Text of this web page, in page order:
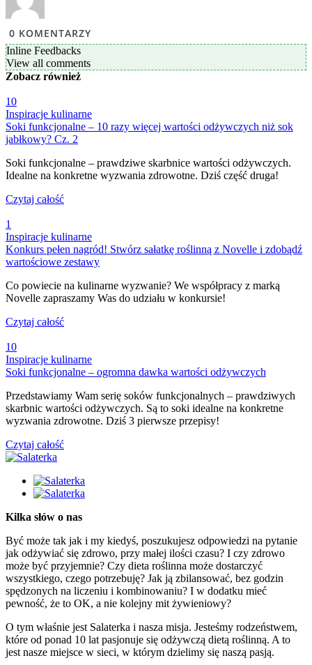
0 KOMENTARZY
Inline Feedbacks
View all comments
Zobacz również
10
Inspiracje kulinarne
Soki funkcjonalne – 10 razy więcej wartości odżywczych niż sok
jabłkowy? Cz. 2
Soki funkcjonalne – prawdziwe skarbnice wartości odżywczych.
Idealne na konkretne wyzwania zdrowotne. Dziś część druga!
Czytaj całość
1
Inspiracje kulinarne
Konkurs pełen nagród! Stwórz sałatkę roślinną z Novelle i zdobądź
wartościowe zestawy
Co powiecie na kulinarne wyzwanie? We współpracy z marką
Novelle zapraszamy Was do udziału w konkursie!
Czytaj całość
10
Inspiracje kulinarne
Soki funkcjonalne – ogromna dawka wartości odżywczych
Przedstawiamy Wam serię soków funkcjonalnych – prawdziwych
skarbnic wartości odżywczych. Są to soki idealne na konkretne
wyzwania zdrowotne. Dziś 3 pierwsze przepisy!
Czytaj całość
Kilka słów o nas
Być może tak jak i my kiedyś, poszukujesz odpowiedzi na pytanie
jak odżywiać się zdrowo, przy małej ilości czasu? I czy zdrowo
może być przyjemnie? Czy dieta roślinna może dostarczyć
wszystkiego, czego potrzebuję? Jak ją zbilansować, bez godzin
spędzonych na liczeniu i kombinowaniu? I w dodatku mieć
pewność, że to OK, a nie kolejny mit żywieniowy?
O tym właśnie jest Salaterka i nasza misja. Jesteśmy rodzeństwem,
które od ponad 10 lat pasjonuje się odżywczą dietą roślinną. A to
jest nasze miejsce w sieci, w którym dzielimy się naszą pasją.